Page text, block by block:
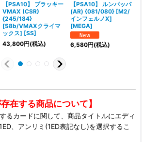
【PSA10】 ブラッキー
VMAX (CSR)
{245/184}
[S8b/VMAXクライマ
ックス] [SS]
43,800円(税込)
【PSA10】 ルンパッパ
(AR) {081/080} [M2/
インフェルノX]
[MEGA]
6,580円(税込)
在する商品について】
るカードに関して、商品タイトルにエディ
、アンリミ(1ED表記なし)を選択するこ